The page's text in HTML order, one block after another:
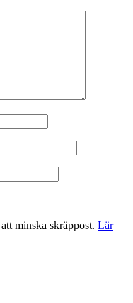
minska skräppost. Lär